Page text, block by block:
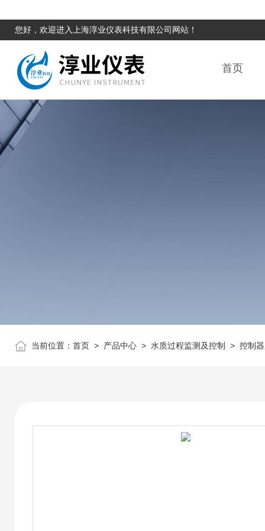
您好，欢迎进入上海淳业仪表科技有限公司网站！
首页
当前位置： 首页 > 产品中心 > 水质过程监测及控制 > 控制